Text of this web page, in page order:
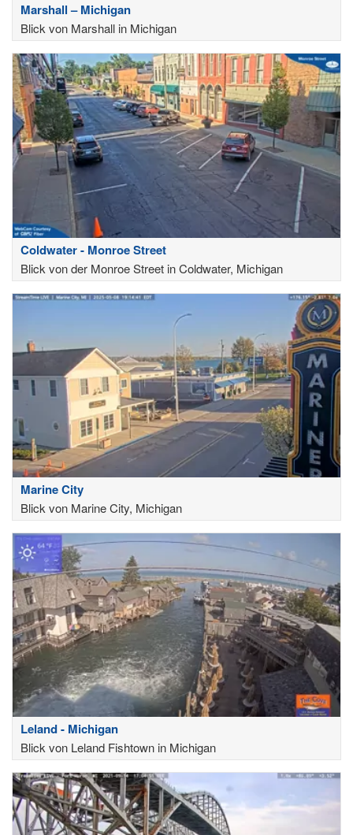
Marshall – Michigan
Blick von Marshall in Michigan
Coldwater - Monroe Street
Blick von der Monroe Street in Coldwater, Michigan
Marine City
Blick von Marine City, Michigan
Leland - Michigan
Blick von Leland Fishtown in Michigan